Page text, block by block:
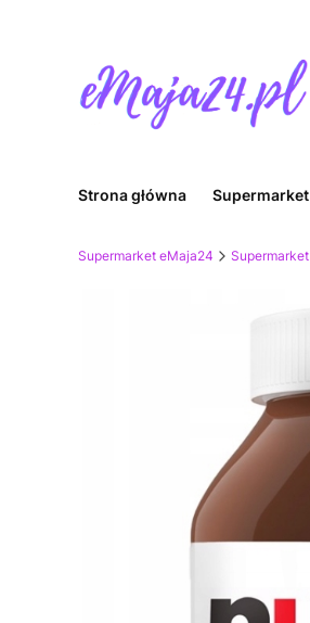
Strona główna Supermarket
Supermarket eMaja24 Supermarket